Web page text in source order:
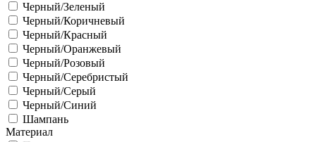
Черный/Зеленый
Черный/Коричневый
Черный/Красный
Черный/Оранжевый
Черный/Розовый
Черный/Серебристый
Черный/Серый
Черный/Синий
Шампань
Материал